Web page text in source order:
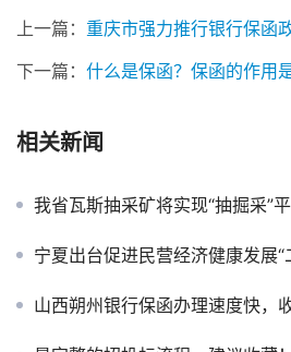
上一篇： 重庆市强力推行银行保函
下一篇： 什么是保函？保函的作用
相关新闻
我省瓦斯抽采矿将实现“抽掘采”
宁夏出台促进民营经济健康发展“
山西朔州银行保函办理速度快